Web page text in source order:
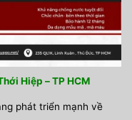
Hiệp – TP HCM
phát triển mạnh về